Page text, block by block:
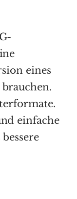
eines
einfache